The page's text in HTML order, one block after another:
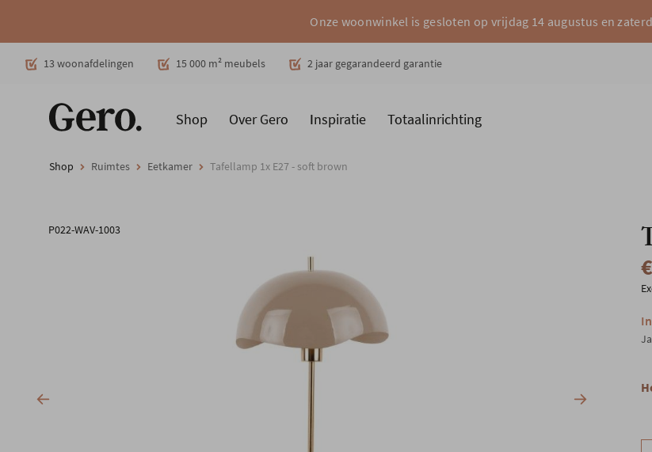
Onze woonwinkel is gesloten op vrijdag 14 augustus en
13 woonafdelingen 15 000 m² meubels 2 jaar gegarandeerd garantie
Shop Over Gero Inspiratie Totaalinrichting
Promoties Producten Cadeaubon Woonstijlen Ruimtes Merken
Shop Ruimtes Eetkamer Tafellamp 1x E27 - soft brown
P022-WAV-1003
Ja